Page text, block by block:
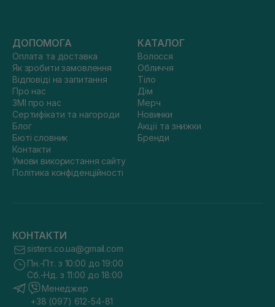
ДОПОМОГА
Оплата та доставка
Як зробити замовлення
Відповіді на запитання
Про нас
ЗМІ про нас
Сертифікати та нагороди
Блог
Бюті словник
Контакти
Умови використання сайту
Політика конфіденційності
КАТАЛОГ
Волосся
Обличчя
Тіло
Дім
Мерч
Новинки
Акції та знижки
Бренди
КОНТАКТИ
sisters.co.ua@gmail.com
Пн.-Пт. з 10:00 до 19:00
Сб.-Нд. з 11:00 до 18:00
Менеджер
+38 (097) 612-54-81